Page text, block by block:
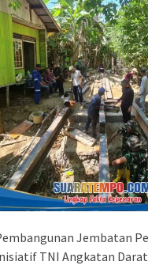
Jembatan
TNI Angkatan